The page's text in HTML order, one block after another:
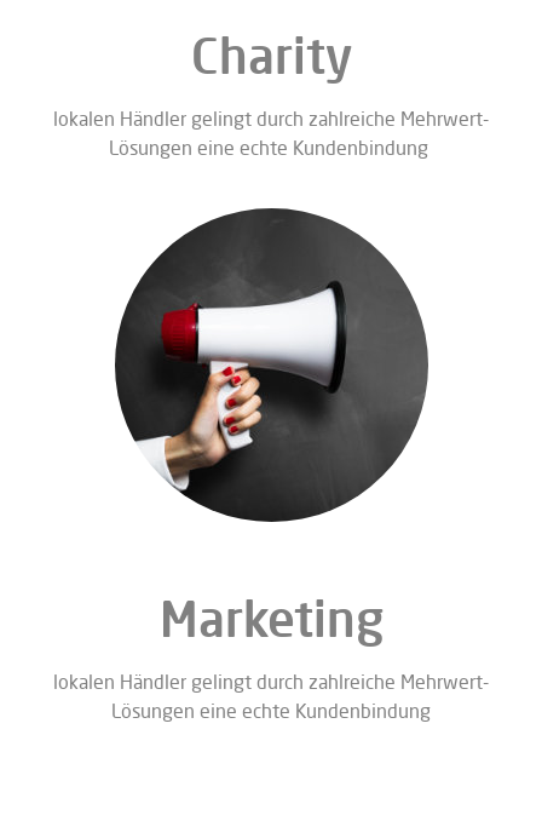
Charity
lokalen Händler gelingt durch zahlreiche Mehrwert-
Lösungen eine echte Kundenbindung
Marketing
lokalen Händler gelingt durch zahlreiche Mehrwert-
Lösungen eine echte Kundenbindung